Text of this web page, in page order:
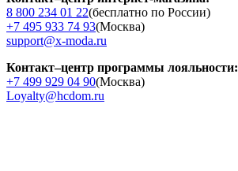
8 800 234 01 22(бесплатно по России)
+7 495 933 74 93(Москва)
support@x-moda.ru
Контакт–центр программы лояльности:
+7 499 929 04 90(Москва)
Loyalty@hcdom.ru